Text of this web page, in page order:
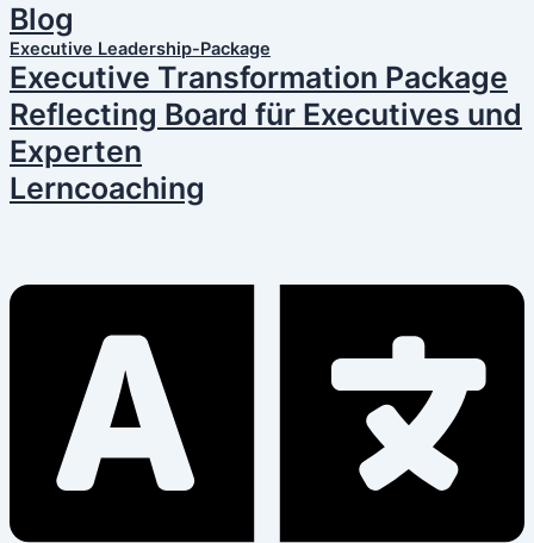
Blog
Executive Leadership-Package
Executive Transformation Package
Reflecting Board für Executives und
Experten
Lerncoaching